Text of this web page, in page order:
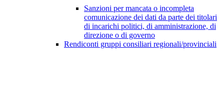
Sanzioni per mancata o incompleta
comunicazione dei dati da parte dei titolari
di incarichi politici, di amministrazione, di
direzione o di governo
Rendiconti gruppi consiliari regionali/provinciali